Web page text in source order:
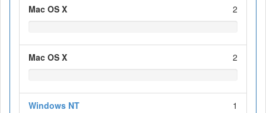
Mac OS X 2
Mac OS X 2
Windows NT 1